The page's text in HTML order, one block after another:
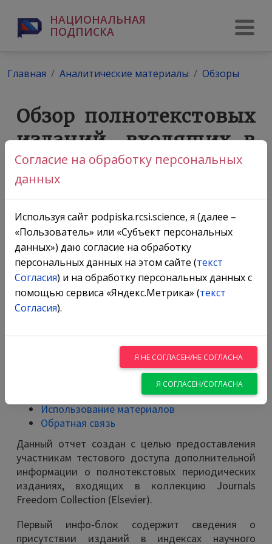
НАЦИОНАЛЬНАЯ
ПОДПИСКА
Главная Аналитические материалы Обзоры
Согласие на обработку персональных
данных
Используя сайт podpiska.rcsi.science, я (далее –
«Пользователь» или «Субъект персональных
данных») даю согласие на обработку
персональных данных на этом сайте (текст
Согласия) и на обработку персональных данных с
помощью сервиса «Яндекс.Метрика» (текст
Согласия).
Я НЕ СОГЛАСЕН/НЕ СОГЛАСНА
Я СОГЛАСЕН/СОГЛАСНА